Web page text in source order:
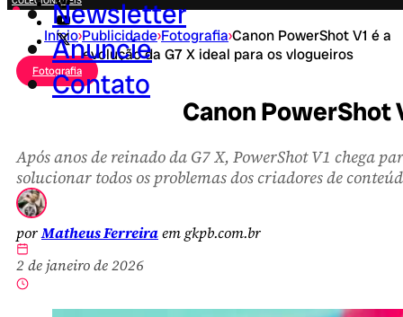
Newsletter
Anuncie
Contato
FESTA JUNINA
NOVIDADES
CAMPANHAS CRIATIVAS
Início›Publicidade›Fotografia›Canon PowerShot V1 é a
evolução da G7 X ideal para os vlogueiros
Fotografia
Canon PowerShot
Após anos de reinado da G7 X, PowerShot V1 chega
solucionar todos os problemas dos criadores de
porMatheus Ferreiraem gkpb.com.br
2 de janeiro de 2026